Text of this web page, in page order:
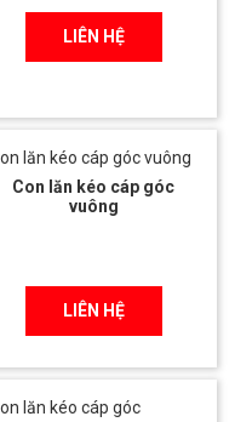
LIÊN HỆ
Con lăn kéo cáp góc
vuông
LIÊN HỆ